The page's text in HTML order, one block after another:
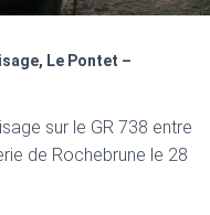
Le Pontet –
sur le GR 738 entre
de Rochebrune le 28